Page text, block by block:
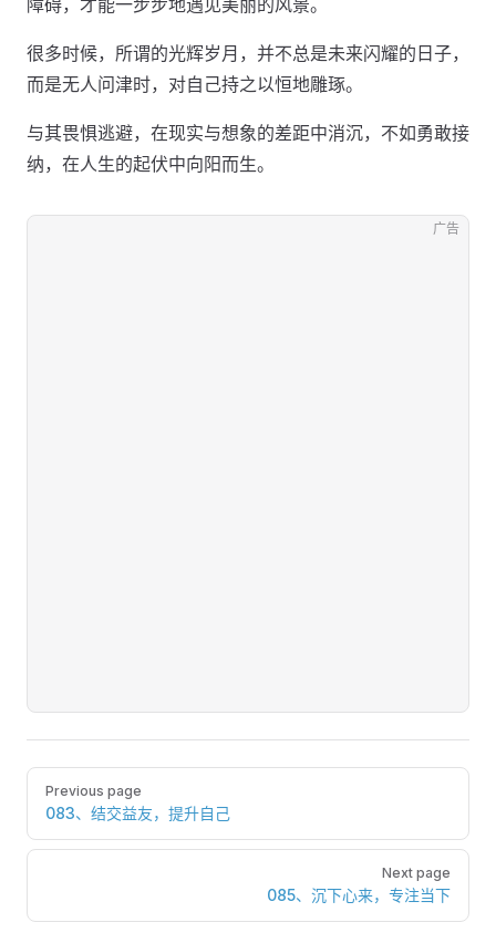
障碍，才能一步步地遇见美丽的风景。
很多时候，所谓的光辉岁月，并不总是未来闪耀的日子，
而是无人问津时，对自己持之以恒地雕琢。
与其畏惧逃避，在现实与想象的差距中消沉，不如勇敢接
纳，在人生的起伏中向阳而生。
广告
Pager
Previous page
083、结交益友，提升自己
Next page
085、沉下心来，专注当下